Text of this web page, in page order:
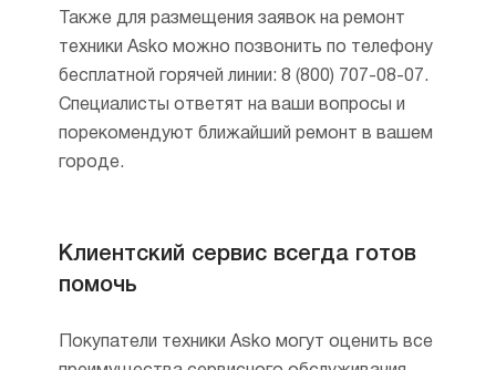
В-шестых, продукция отличается
техники — 2 года, а срок службы — более
модельный ряд стиральных, сушильных
Также для размещения заявок на ремонт
техники Asko можно позвонить по телефону
бесплатной горячей линии: 8 (800) 707-08-07.
Специалисты ответят на ваши вопросы и
порекомендуют ближайший ремонт в вашем
городе.
Клиентский сервис всегда готов
помочь
Покупатели техники Asko могут оценить все